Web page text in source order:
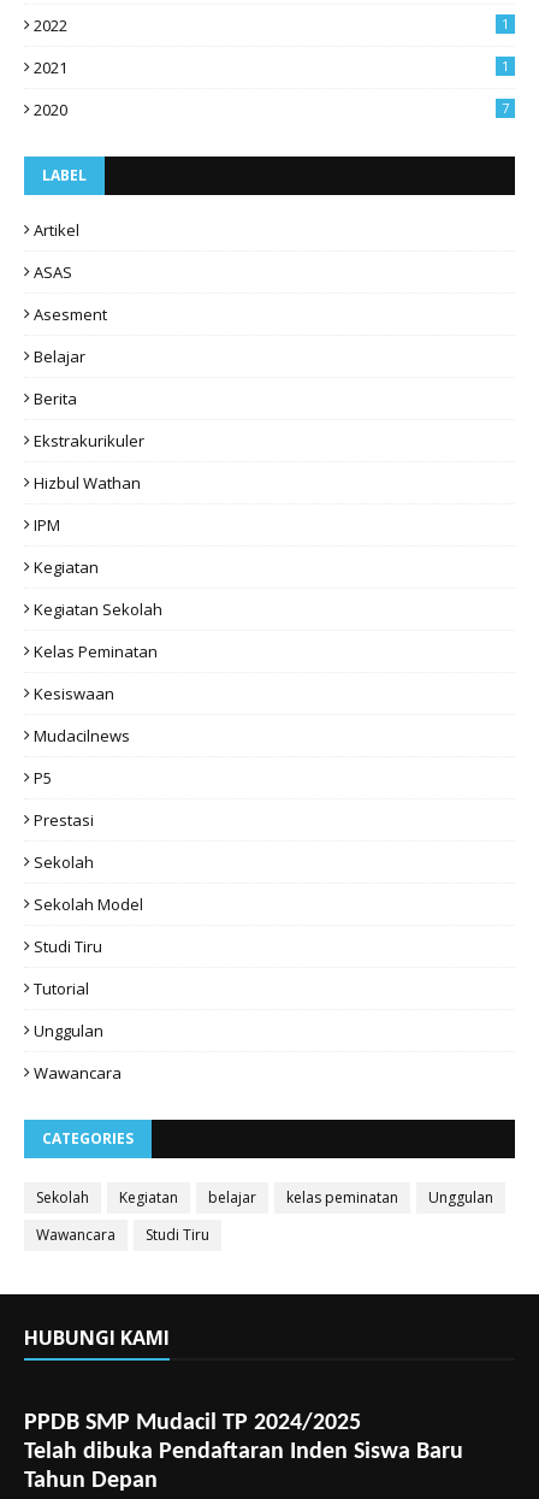
2022 1
2021 1
2020 7
LABEL
Artikel
ASAS
Asesment
Belajar
Berita
Ekstrakurikuler
Hizbul Wathan
IPM
Kegiatan
Kegiatan Sekolah
Kelas Peminatan
Kesiswaan
Mudacilnews
P5
Prestasi
Sekolah
Sekolah Model
Studi Tiru
Tutorial
Unggulan
Wawancara
CATEGORIES
Sekolah Kegiatan belajar kelas peminatan
Unggulan
Wawancara
Studi Tiru
HUBUNGI KAMI
PPDB SMP Mudacil TP 2024/2025
Telah dibuka Pendaftaran Inden Siswa Baru
Tahun Depan